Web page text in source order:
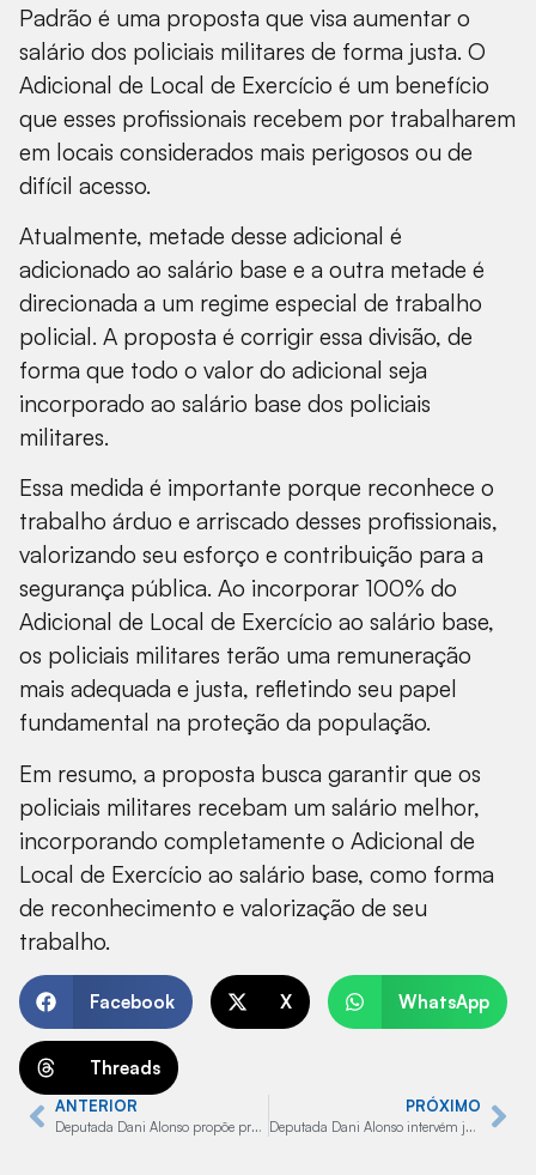
Padrão é uma proposta que visa aumentar o
salário dos policiais militares de forma justa. O
Adicional de Local de Exercício é um benefício
que esses profissionais recebem por trabalharem
em locais considerados mais perigosos ou de
difícil acesso.
Atualmente, metade desse adicional é
adicionado ao salário base e a outra metade é
direcionada a um regime especial de trabalho
policial. A proposta é corrigir essa divisão, de
forma que todo o valor do adicional seja
incorporado ao salário base dos policiais
militares.
Essa medida é importante porque reconhece o
trabalho árduo e arriscado desses profissionais,
valorizando seu esforço e contribuição para a
segurança pública. Ao incorporar 100% do
Adicional de Local de Exercício ao salário base,
os policiais militares terão uma remuneração
mais adequada e justa, refletindo seu papel
fundamental na proteção da população.
Em resumo, a proposta busca garantir que os
policiais militares recebam um salário melhor,
incorporando completamente o Adicional de
Local de Exercício ao salário base, como forma
de reconhecimento e valorização de seu
trabalho.
Facebook X WhatsApp
Threads
ANTERIOR
Deputada Dani Alonso propõe projeto para valorizar PMs de São Paulo com remuneração justa
PRÓXIMO
Deputada Dani Alonso intervém junto ao governo de SP para mais melhorias na rodovia SP-294 em Oriente